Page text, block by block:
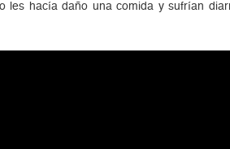
les hacía daño una comida y sufrían